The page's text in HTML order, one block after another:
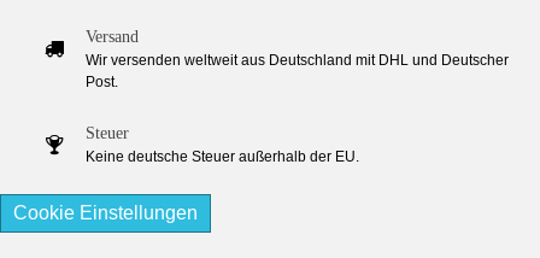
Versand
Wir versenden weltweit aus Deutschland mit DHL und Deutscher
Post.
Steuer
Keine deutsche Steuer außerhalb der EU.
Cookie Einstellungen